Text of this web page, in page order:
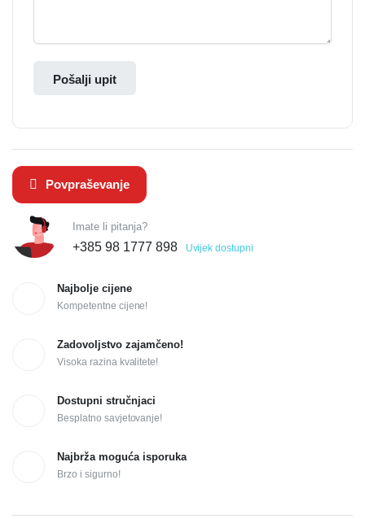
Pošalji upit
Povpraševanje
Imate li pitanja?
+385 98 1777 898 Uvijek dostupni
Najbolje cijene
Kompetentne cijene!
Zadovoljstvo zajamčeno!
Visoka razina kvalitete!
Dostupni stručnjaci
Besplatno savjetovanje!
Najbrža moguća isporuka
Brzo i sigurno!